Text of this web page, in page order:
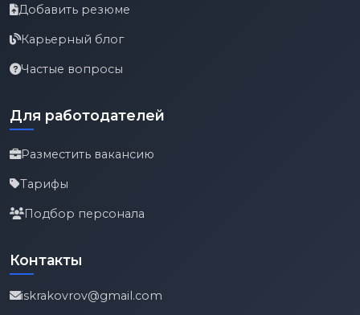
Добавить резюме
Карьерный блог
Частые вопросы
Для работодателей
Разместить вакансию
Тарифы
Подбор персонала
Контакты
iskrakovrov@gmail.com